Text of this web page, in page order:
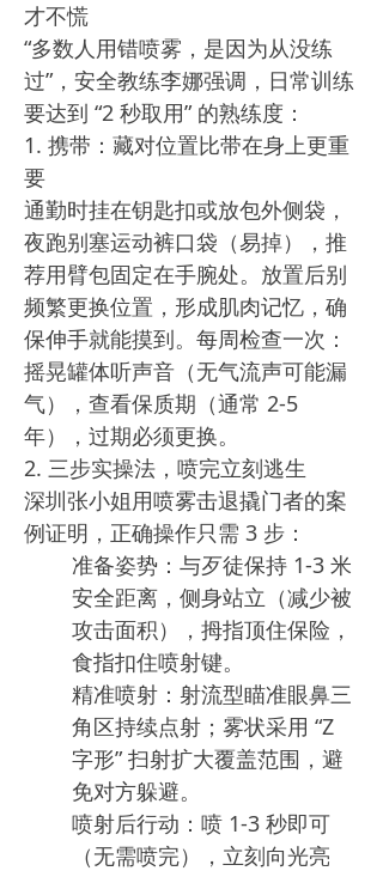
才不慌​
“多数人用错喷雾，是因为从没练
过”，安全教练李娜强调，日常训练
要达到 “2 秒取用” 的熟练度：​
1. 携带：藏对位置比带在身上更重
要​
通勤时挂在钥匙扣或放包外侧袋，
夜跑别塞运动裤口袋（易掉），推
荐用臂包固定在手腕处。放置后别
频繁更换位置，形成肌肉记忆，确
保伸手就能摸到。每周检查一次：
摇晃罐体听声音（无气流声可能漏
气），查看保质期（通常 2-5
年），过期必须更换。​
2. 三步实操法，喷完立刻逃生​
深圳张小姐用喷雾击退撬门者的案
例证明，正确操作只需 3 步：​
准备姿势：与歹徒保持 1-3 米
安全距离，侧身站立（减少被
攻击面积），拇指顶住保险，
食指扣住喷射键。​
精准喷射：射流型瞄准眼鼻三
角区持续点射；雾状采用 “Z
字形” 扫射扩大覆盖范围，避
免对方躲避。​
喷射后行动：喷 1-3 秒即可
（无需喷完），立刻向光亮